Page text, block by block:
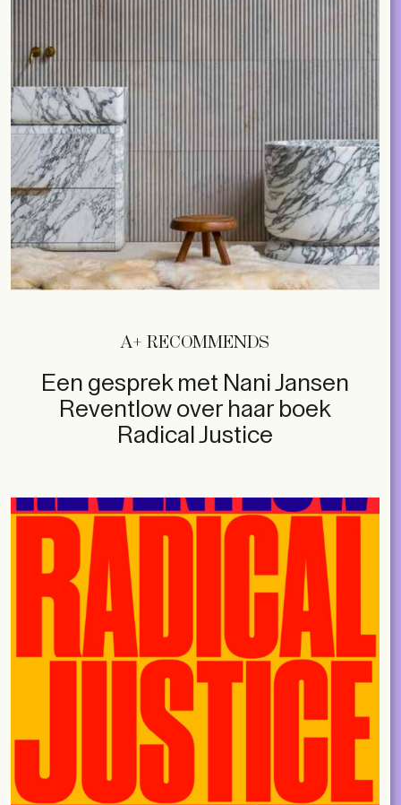
A+ RECOMMENDS
Een gesprek met Nani Jansen
Reventlow over haar boek
Radical Justice